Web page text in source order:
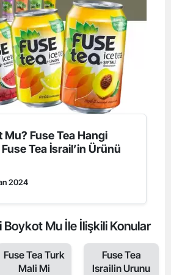
Mu? Fuse Tea Hangi
Tea İsrail’in Ürünü
2024
Boykot Mu İle İlişkili Konular
Fuse Tea Turk
Mali Mi
Fuse Tea
Israilin Urunu